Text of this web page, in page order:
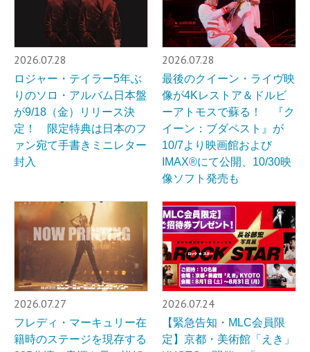
2026.07.28
ロジャー・テイラー5年ぶ
りのソロ・アルバム日本盤
が9/18（金）リリース決
定！ 限定特典は日本のフ
ァン宛て手書きミニレター
封入
2026.07.28
最後のクイーン・ライヴ映
像が4Kレストア＆ドルビ
ーアトモスで蘇る！ 『ク
イーン：ブダペスト』が
10/7より映画館および
IMAX®︎にて公開、10/30映
像ソフト発売も
2026.07.27
フレディ・マーキュリー在
籍時のステージを現存する
2026.07.24
【緊急告知・MLC会員限
定】京都・美術館「えき」